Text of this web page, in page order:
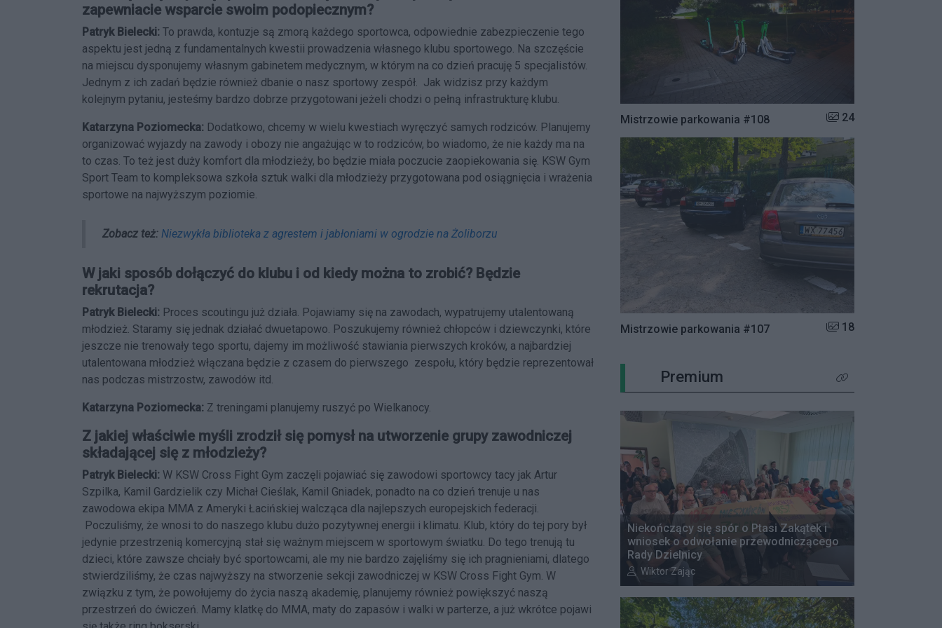
zapewniacie wsparcie swoim podopiecznym?
Patryk Bielecki: To prawda, kontuzje są zmorą każdego sportowca, odpowiednie zabezpieczenie tego
aspektu jest jedną z fundamentalnych kwestii prowadzenia własnego klubu sportowego. Na szczęście
na miejscu dysponujemy własnym gabinetem medycznym, w którym na co dzień pracuję 5 specjalistów.
Jednym z ich zadań będzie również dbanie o nasz sportowy zespół. Jak widzisz przy każdym
kolejnym pytaniu, jesteśmy bardzo dobrze przygotowani jeżeli chodzi o pełną infrastrukturę klubu.
Katarzyna Poziomecka: Dodatkowo, chcemy w wielu kwestiach wyręczyć samych rodziców. Planujemy
organizować wyjazdy na zawody i obozy nie angażując w to rodziców, bo wiadomo, że nie każdy ma na
to czas. To też jest duży komfort dla młodzieży, bo będzie miała poczucie zaopiekowania się. KSW Gym
Sport Team to kompleksowa szkoła sztuk walki dla młodzieży przygotowana pod osiągnięcia i wrażenia
sportowe na najwyższym poziomie.
Zobacz też: Niezwykła biblioteka z agrestem i jabłoniami w ogrodzie na Żoliborzu
W jaki sposób dołączyć do klubu i od kiedy można to zrobić? Będzie
rekrutacja?
Patryk Bielecki: Proces scoutingu już działa. Pojawiamy się na zawodach, wypatrujemy utalentowaną
młodzież. Staramy się jednak działać dwuetapowo. Poszukujemy również chłopców i dziewczynki, które
jeszcze nie trenowały tego sportu, dajemy im możliwość stawiania pierwszych kroków, a najbardziej
utalentowana młodzież włączana będzie z czasem do pierwszego zespołu, który będzie reprezentował
nas podczas mistrzostw, zawodów itd.
Katarzyna Poziomecka: Z treningami planujemy ruszyć po Wielkanocy.
Z jakiej właściwie myśli zrodził się pomysł na utworzenie grupy zawodniczej
składającej się z młodzieży?
Patryk Bielecki: W KSW Cross Fight Gym zaczęli pojawiać się zawodowi sportowcy tacy jak Artur
Szpilka, Kamil Gardzielik czy Michał Cieślak, Kamil Gniadek, ponadto na co dzień trenuje u nas
zawodowa ekipa MMA z Ameryki Łacińskiej walcząca dla najlepszych europejskich federacji.
Poczuliśmy, że wnosi to do naszego klubu dużo pozytywnej energii i klimatu. Klub, który do tej pory był
jedynie przestrzenią komercyjną stał się ważnym miejscem w sportowym światku. Do tego trenują tu
dzieci, które zawsze chciały być sportowcami, ale my nie bardzo zajęliśmy się ich pragnieniami, dlatego
stwierdziliśmy, że czas najwyższy na stworzenie sekcji zawodniczej w KSW Cross Fight Gym. W
związku z tym, że powołujemy do życia naszą akademię, planujemy również powiększyć naszą
przestrzeń do ćwiczeń. Mamy klatkę do MMA, maty do zapasów i walki w parterze, a już wkrótce pojawi
Mistrzowie parkowania #108 Liczba zdjęć w galerii:
24
Mistrzowie parkowania #107 Liczba zdjęć w galerii:
18
Premium Kliknij aby zobaczyć
Niekończący się spór o Ptasi Zakątek i
wniosek o odwołanie przewodniczącego
Rady Dzielnicy
Autor artykułu:
Wiktor Zając